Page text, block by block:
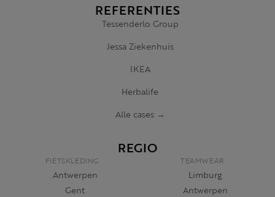
REFERENTIES
Tessenderlo Group
Jessa Ziekenhuis
IKEA
Herbalife
Alle cases →
REGIO
FIETSKLEDING
Antwerpen
Gent
TEAMWEAR
Limburg
Antwerpen